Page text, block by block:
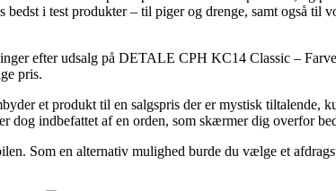
i test produkter – til piger og drenge, samt også til
efter udsalg på DETALE CPH KC14 Classic –
pris.
et produkt til en salgspris der er mystisk tiltalende,
dog indbefattet af en orden, som skærmer dig overfor
Som en alternativ mulighed burde du vælge et